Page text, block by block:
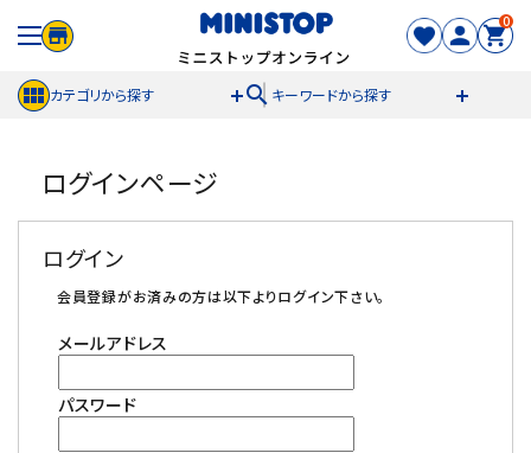
0
カテゴリから探す search キーワードから探す
meeting_room ログイン person 新規登録
セール商品
カテゴリから探す
冷凍食品
ログインページ
ログイン
会員登録がお済みの方は以下よりログイン下さい。
メールアドレス
パスワード